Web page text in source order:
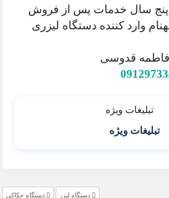
پنج سال خدمات پس از فروش
وارد کننده دستگاه لیزری
قدوسی
تبلیغات ویژه
دستگاه لیزر دستگاه حکاکی